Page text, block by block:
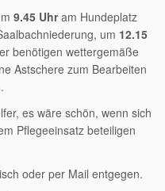
9.45 Uhram Hundeplatz
um 12.15
benötigen wettergemäße
Astschere zum Bearbeiten
es wäre schön, wenn sich
Pflegeeinsatz beteiligen
oder per Mail entgegen.